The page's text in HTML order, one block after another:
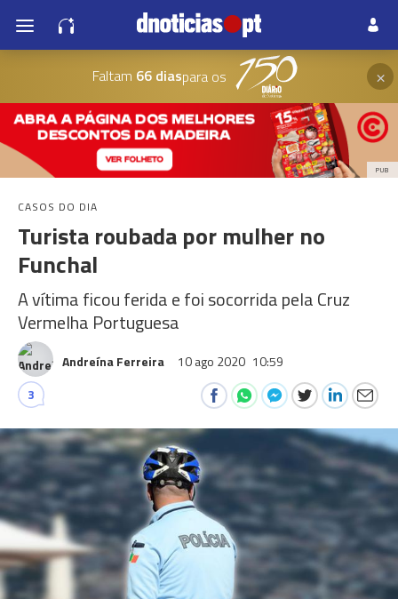
Faltam 66 diaspara os ×
PUB
CASOS DO DIA
Turista roubada por mulher no
Funchal
A vítima ficou ferida e foi socorrida pela Cruz
Vermelha Portuguesa
Andreína Ferreira 10 ago 2020 10:59
3